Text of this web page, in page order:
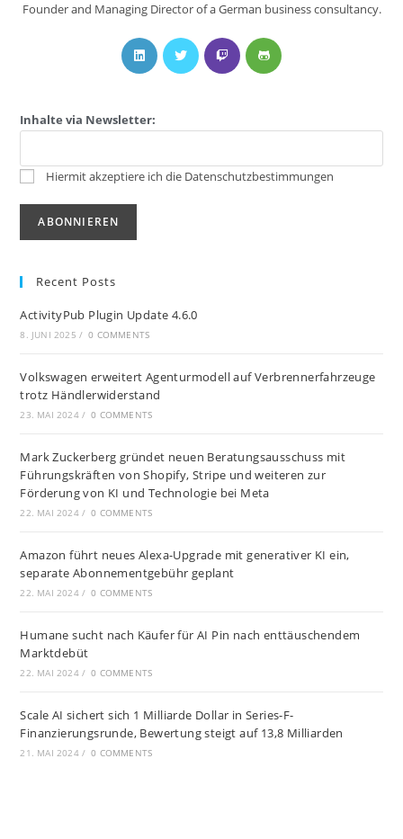
Founder and Managing Director of a German business consultancy.
Inhalte via Newsletter:
Hiermit akzeptiere ich die Datenschutzbestimmungen
Recent Posts
ActivityPub Plugin Update 4.6.0
8. JUNI 2025 / 0 COMMENTS
Volkswagen erweitert Agenturmodell auf Verbrennerfahrzeuge
trotz Händlerwiderstand
23. MAI 2024 / 0 COMMENTS
Mark Zuckerberg gründet neuen Beratungsausschuss mit
Führungskräften von Shopify, Stripe und weiteren zur
Förderung von KI und Technologie bei Meta
22. MAI 2024 / 0 COMMENTS
Amazon führt neues Alexa-Upgrade mit generativer KI ein,
separate Abonnementgebühr geplant
22. MAI 2024 / 0 COMMENTS
Humane sucht nach Käufer für AI Pin nach enttäuschendem
Marktdebüt
22. MAI 2024 / 0 COMMENTS
Scale AI sichert sich 1 Milliarde Dollar in Series-F-
Finanzierungsrunde, Bewertung steigt auf 13,8 Milliarden
21. MAI 2024 / 0 COMMENTS